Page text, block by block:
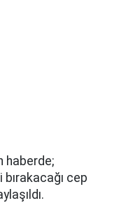
haberde;
cep